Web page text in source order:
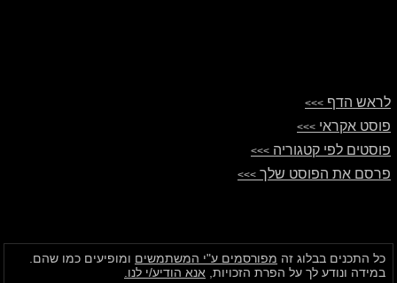
לראש הדף >>>
פוסט אקראי >>>
פוסטים לפי קטגוריה >>>
פרסם את הפוסט שלך >>>
כל התכנים בבלוג זה מפורסמים ע"י המשתמשים ומופיעים כמו שהם.
במידה ונודע לך על הפרת הזכויות, אנא הודיע/י לנו.